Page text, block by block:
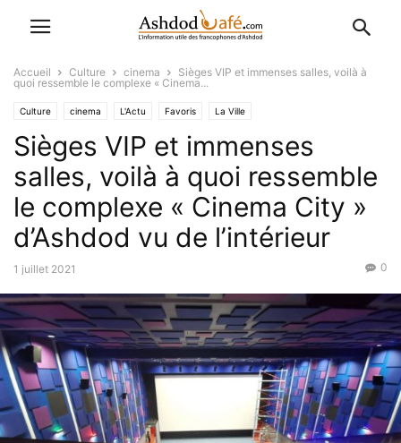
Accueil Culture cinema
Sièges VIP et immenses salles, voilà à
quoi ressemble le complexe « Cinema...
Culture cinema L'Actu Favoris La Ville
Sièges VIP et immenses
salles, voilà à quoi ressemble
le complexe « Cinema City »
d’Ashdod vu de l’intérieur
1 juillet 2021 0